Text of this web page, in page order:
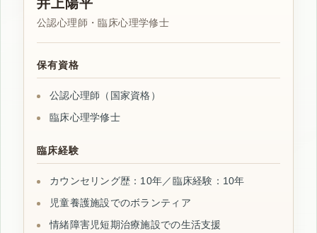
井上陽平
公認心理師・臨床心理学修士
保有資格
公認心理師（国家資格）
臨床心理学修士
臨床経験
カウンセリング歴：10年／臨床経験：10年
児童養護施設でのボランティア
情緒障害児短期治療施設での生活支援